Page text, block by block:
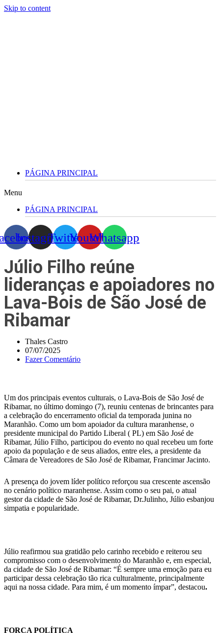
Skip to content
PÁGINA PRINCIPAL
Menu
PÁGINA PRINCIPAL
InstagramTwitterYoutubeWhatsapp
Júlio Filho reúne
lideranças e apoiadores no
Lava-Bois de São José de
Ribamar
Thales Castro
07/07/2025
Fazer Comentário
Um dos principais eventos culturais, o Lava-Bois de São José de
Ribamar, no último domingo (7), reuniu centenas de brincantes para
a celebração do encerramento oficial da temporada junina no
Maranhão. Como um bom apoiador da cultura maranhense, o
presidente municipal do Partido Liberal ( PL) em São José de
Ribamar, Júlio Filho, participou do evento no qual recebeu um forte
apoio da população e de seus aliados, entre eles, a presidente da
Câmara de Vereadores de São José de Ribamar, Francimar Jacinto.
A presença do jovem líder político reforçou sua crescente ascensão
no cenário político maranhense. Assim como o seu pai, o atual
gestor da cidade de São José de Ribamar, Dr.Julinho, Júlio esbanjou
simpatia e popularidade.
Júlio reafirmou sua gratidão pelo carinho recebido e reiterou seu
compromisso com o desenvolvimento do Maranhão e, em especial,
da cidade de São José de Ribamar: “É sempre uma emoção para eu
participar dessa celebração tão rica culturalmente, principalmente
aqui na nossa cidade. Para mim, é um momento ímpar”, destacou.
FORÇA POLÍTICA